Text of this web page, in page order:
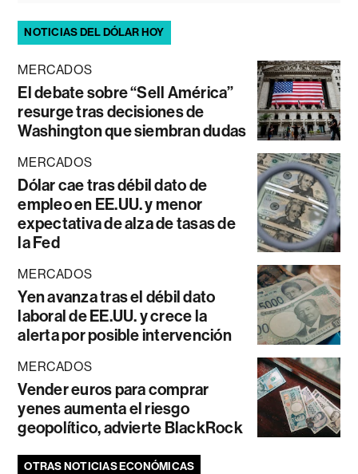
NOTICIAS DEL DÓLAR HOY
MERCADOS
El debate sobre “Sell América”
resurge tras decisiones de
Washington que siembran dudas
MERCADOS
Dólar cae tras débil dato de
empleo en EE.UU. y menor
expectativa de alza de tasas de
la Fed
MERCADOS
Yen avanza tras el débil dato
laboral de EE.UU. y crece la
alerta por posible intervención
MERCADOS
Vender euros para comprar
yenes aumenta el riesgo
geopolítico, advierte BlackRock
OTRAS NOTICIAS ECONÓMICAS